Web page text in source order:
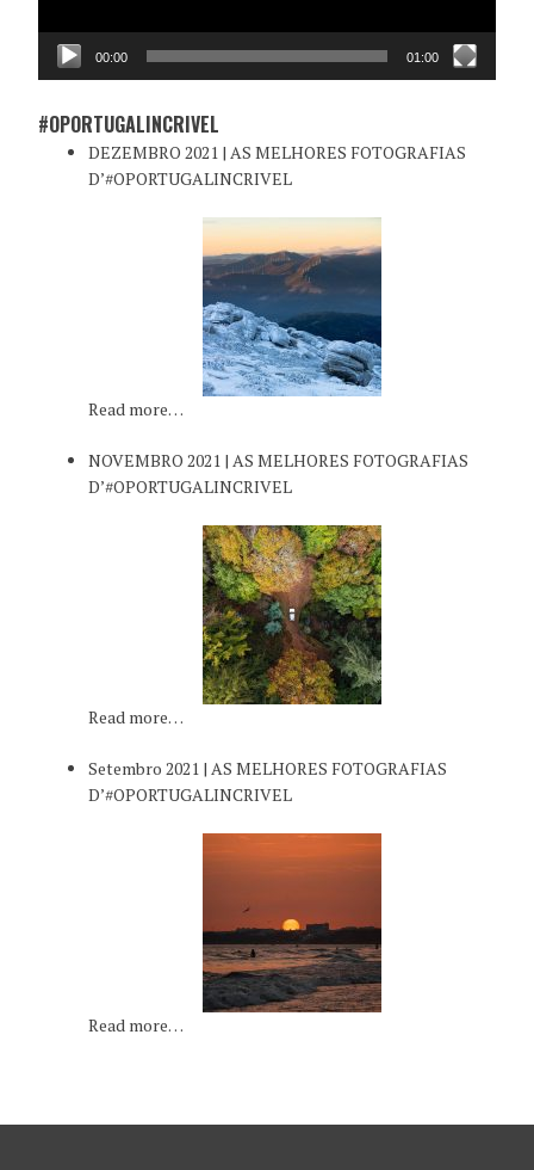
00:00 01:00
#OPORTUGALINCRIVEL
DEZEMBRO 2021 | AS MELHORES FOTOGRAFIAS
D’#OPORTUGALINCRIVEL
Read more…
NOVEMBRO 2021 | AS MELHORES FOTOGRAFIAS
D’#OPORTUGALINCRIVEL
Read more…
Setembro 2021 | AS MELHORES FOTOGRAFIAS
D’#OPORTUGALINCRIVEL
Read more…